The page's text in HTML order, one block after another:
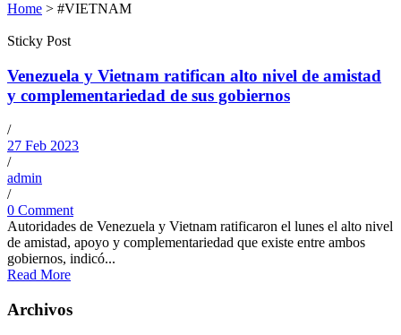
Home > #VIETNAM
Sticky Post
Venezuela y Vietnam ratifican alto nivel de amistad
y complementariedad de sus gobiernos
/
27 Feb 2023
/
admin
/
0 Comment
Autoridades de Venezuela y Vietnam ratificaron el lunes el alto nivel
de amistad, apoyo y complementariedad que existe entre ambos
gobiernos, indicó...
Read More
Archivos